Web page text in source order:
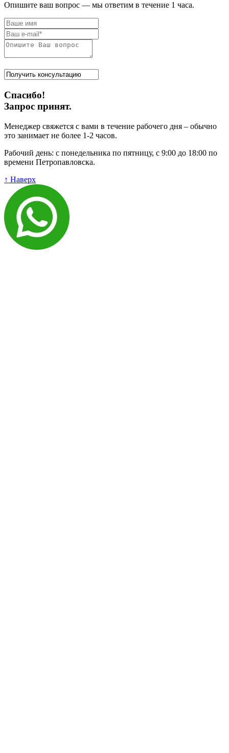
Опишите ваш вопрос — мы ответим в течение 1 часа.
Спасибо!
Запрос принят.
Менеджер свяжется с вами в течение рабочего дня – обычно
это занимает не более 1-2 часов.
Рабочий день: с понедельника по пятницу, с 9:00 до 18:00 по
времени Петропавловска.
↑ Наверх